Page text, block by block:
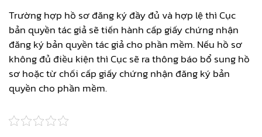
Trường hợp hồ sơ đăng ký đầy đủ và hợp lệ thì Cục
bản quyền tác giả sẽ tiến hành cấp giấy chứng nhận
đăng ký bản quyền tác giả cho phần mềm. Nếu hồ sơ
không đủ điều kiện thì Cục sẽ ra thông báo bổ sung hồ
sơ hoặc từ chối cấp giấy chứng nhận đăng ký bản
quyền cho phần mềm.